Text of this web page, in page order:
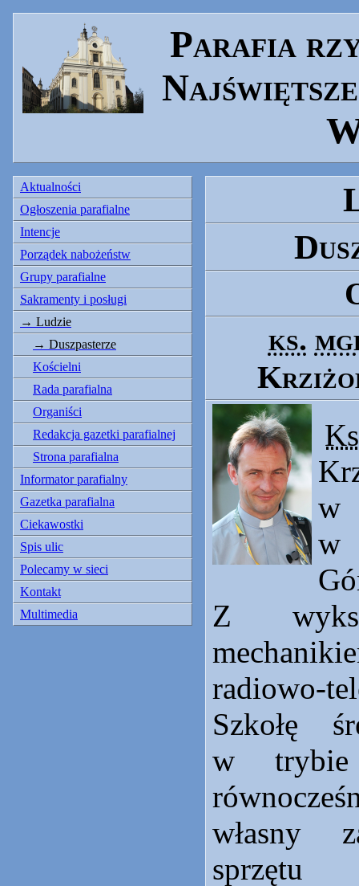
Parafia
Aktualności
Ogłoszenia parafialne
Intencje
Porządek nabożeństw
Grupy parafialne
Sakramenty i posługi
Ludzie
Duszpasterze
Kościelni
Rada parafialna
Organiści
Redakcja gazetki parafialnej
Strona parafialna
Informator parafialny
Gazetka parafialna
Ciekawostki
Spis ulic
Polecamy w sieci
Kontakt
Multimedia
ks.
w
w
Z
radiowo-
Szkołę
w trybie
własny
sprzętu